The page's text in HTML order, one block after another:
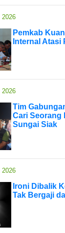
2026
Pemkab
Internal Atasi
2026
Tim
Cari Seorang
Sungai Siak
2026
Ironi Dibalik
Tak Bergaji